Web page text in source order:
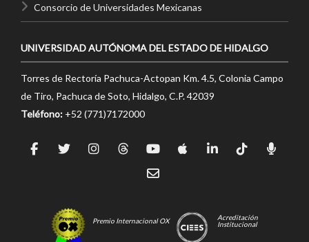
Consorcio de Universidades Mexicanas
UNIVERSIDAD AUTÓNOMA DEL ESTADO DE HIDALGO
Torres de Rectoría Pachuca-Actopan Km. 4.5, Colonia Campo
de Tiro, Pachuca de Soto, Hidalgo, C.P. 42039
Teléfono: +52 (771)7172000
Premio Internacional OX
Acreditación
Institucional